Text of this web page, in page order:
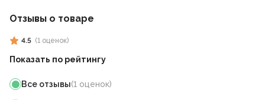
Отзывы о товаре
4.5 (1 оценок)
Показать по рейтингу
Все отзывы(1 оценок)